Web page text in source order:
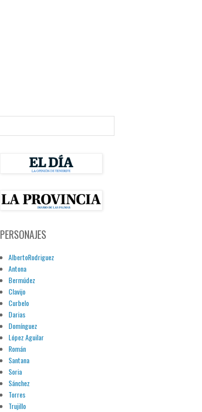
PERSONAJES
AlbertoRodriguez
Antona
Bermúdez
Clavijo
Curbelo
Darias
Domínguez
López Aguilar
Román
Santana
Soria
Sánchez
Torres
Trujillo